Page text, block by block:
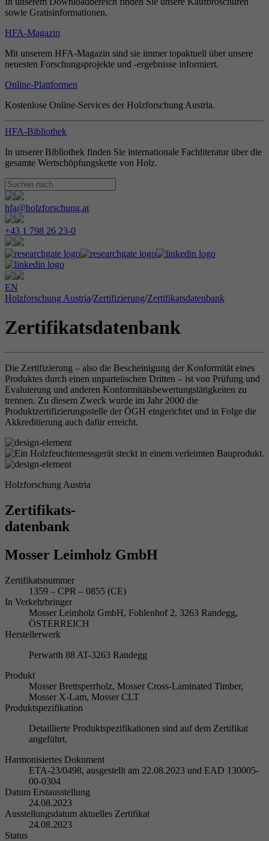
sowie Gratisinformationen.
HFA-Magazin
Mit unserem HFA-Magazin sind sie immer topaktuell über unsere
neuesten Forschungsprojekte und -ergebnisse informiert.
Online-Plattformen
Kostenlose Online-Services der Holzforschung Austria.
HFA-Bibliothek
In unserer Bibliothek finden Sie internationale Fachliteratur über die
gesamte Wertschöpfungskette von Holz.
hfa@holzforschung.at
+43 1 798 26 23-0
EN
Holzforschung Austria/Zertifizierung/Zertifikatsdatenbank
Zertifikatsdatenbank
Die Zertifizierung – also die Bescheinigung der Konformität eines
Produktes durch einen unparteiischen Dritten – ist von Prüfung und
Evaluierung und anderen Konformitätsbewertungstätigkeiten zu
trennen. Zu diesem Zweck wurde im Jahr 2000 die
Produktzertifizierungsstelle der ÖGH eingerichtet und in Folge die
Akkreditierung auch dafür erreicht.
Holzforschung Austria
Zertifikats-
datenbank
Mosser Leimholz GmbH
Zertifikatsnummer
1359 – CPR – 0855 (CE)
In Verkehrbringer
Mosser Leimholz GmbH, Fohlenhof 2, 3263 Randegg,
ÖSTERREICH
Herstellerwerk
Perwarth 88 AT-3263 Randegg
Produkt
Mosser Brettsperrholz, Mosser Cross-Laminated Timber,
Mosser X-Lam, Mosser CLT
Produktspezifikation
Detaillierte Produktspezifikationen sind auf dem Zertifikat
angeführt.
Harmonisiertes Dokument
ETA-23/0498, ausgestellt am 22.08.2023 und EAD 130005-
00-0304
Datum Erstausstellung
24.08.2023
Ausstellungsdatum aktuelles Zertifikat
24.08.2023
Status